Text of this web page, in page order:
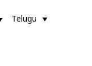
Telugu